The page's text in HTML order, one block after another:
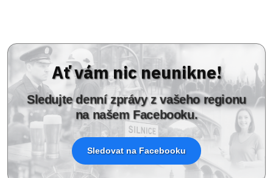
Ať vám nic neunikne!
Sledujte denní zprávy z vašeho regionu
na našem Facebooku.
Sledovat na Facebooku